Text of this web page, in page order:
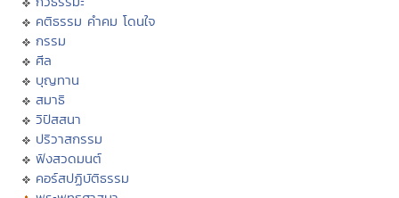
คติธรรม คำคม โดนใจ
กรรม
ศีล
บุญทาน
สมาธิ
วิปัสสนา
ปริวาสกรรม
ฟังสวดมนต์
คอร์สปฏิบัติธรรม